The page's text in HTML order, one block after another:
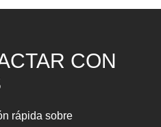
CON
rápida sobre